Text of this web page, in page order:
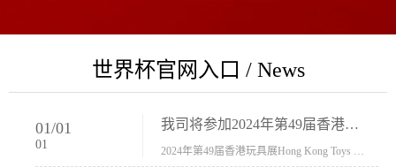
世界杯官网入口 / News
01/01
01
我司将参加2024年第49届香港玩具展Hong Kong Toys & Games Fair 欢迎新···